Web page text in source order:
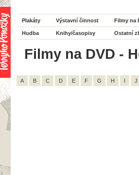
Plakáty Výstavní činnost Filmy na
Hudba Knihy/časopisy Ostatní
Filmy na DVD -
A B C D E F G H I J